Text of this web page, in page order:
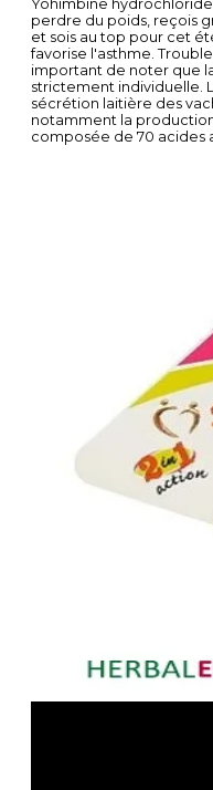
Yohimbine
perdre du poids, reçois
et sois au top pour cet
favorise l'asthme.
important de noter que
strictement individuelle.
sécrétion laitière des
notamment la
composée de 70 acides